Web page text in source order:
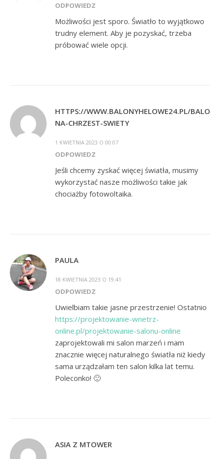
ODPOWIEDZ
Możliwości jest sporo. Światło to wyjątkowo
trudny element. Aby je pozyskać, trzeba
próbować wiele opcji.
HTTPS://WWW.BALONYHELOWE24.PL/
NA-CHRZEST-SWIETY
1 KWIETNIA 2023 O 00:07
ODPOWIEDZ
Jeśli chcemy zyskać więcej światła, musimy
wykorzystać nasze możliwości takie jak
chociażby fotowoltaika.
PAULA
18 KWIETNIA 2023 O 19:41
ODPOWIEDZ
Uwielbiam takie jasne przestrzenie! Ostatnio
https://projektowanie-wnetrz-
online.pl/projektowanie-salonu-online
zaprojektowali mi salon marzeń i mam
znacznie więcej naturalnego światła niż kiedy
sama urządzałam ten salon kilka lat temu.
Poleconko! 🙂
ASIA Z MTOWER